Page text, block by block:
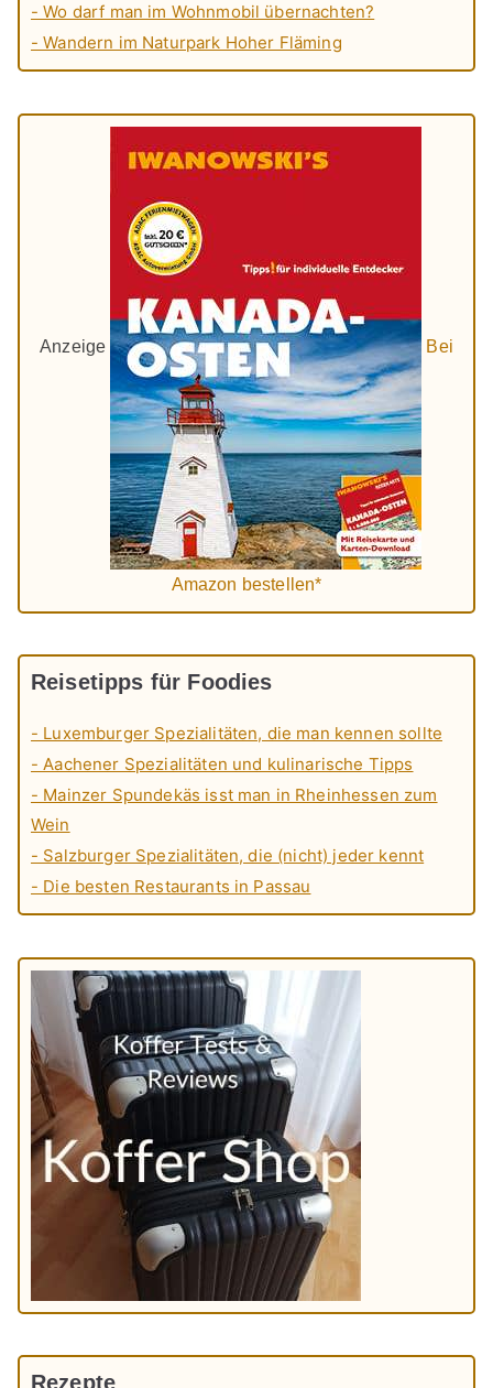
- Wo darf man im Wohnmobil übernachten?
- Wandern im Naturpark Hoher Fläming
Anzeige Bei
Amazon bestellen*
Reisetipps für Foodies
- Luxemburger Spezialitäten, die man kennen sollte
- Aachener Spezialitäten und kulinarische Tipps
- Mainzer Spundekäs isst man in Rheinhessen zum
Wein
- Salzburger Spezialitäten, die (nicht) jeder kennt
- Die besten Restaurants in Passau
Rezepte